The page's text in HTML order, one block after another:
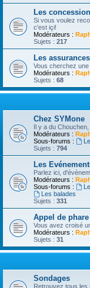
Les
Si vous voulez
c'est içi!
Modérateurs :
Sujets : 217
Les assurances
Vous cherchez
Modérateurs :
Sujets : 68
Chez SYMone
Il y a du Chouchen,
Modérateurs :
Sous-forums :
Sujets : 794
Les
Parlez ici,
Modérateurs :
Sous-forums :
Les balades
Sujets : 331
Appel de phare
Vous avez croisé
Modérateurs :
Sujets : 31
Sondages
Retrouvez tous les